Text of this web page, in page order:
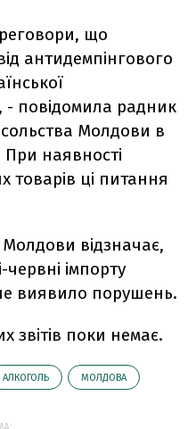
що
антидемпінгового
- повідомила радник
Молдови в
наявності
товарів ці питання
відзначає,
імпорту
виявило порушень.
звітів поки немає.
АЛКОГОЛЬ МОЛДОВА